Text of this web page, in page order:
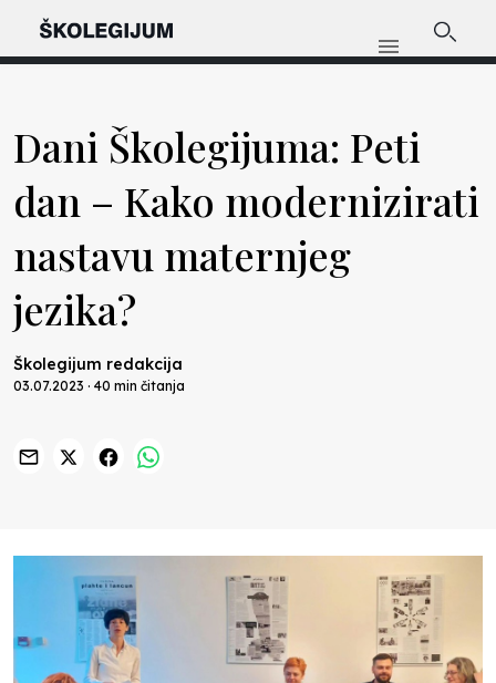
Dani Školegijuma: Peti
dan – Kako modernizirati
nastavu maternjeg
jezika?
Školegijum redakcija
03.07.2023 · 40 min čitanja